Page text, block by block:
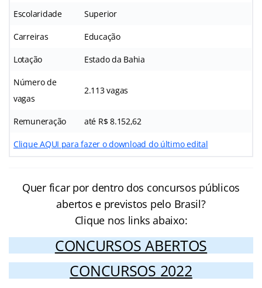
Escolaridade Superior
Carreiras Educação
Lotação Estado da Bahia
Número de
vagas
2.113 vagas
Remuneração até R$ 8.152,62
Clique AQUI para fazer o download do último edital
Quer ficar por dentro dos concursos públicos
abertos e previstos pelo Brasil?
Clique nos links abaixo:
CONCURSOS ABERTOS
CONCURSOS 2022